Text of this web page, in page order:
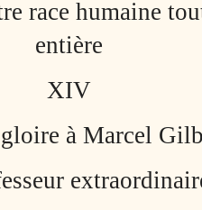
race humaine
entière
XIV
à Marcel